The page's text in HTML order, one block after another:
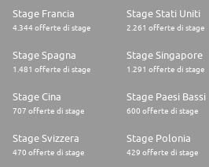
Stage Francia
4.344 offerte di stage
Stage Stati Uniti
2.261 offerte di stage
Stage Spagna
1.481 offerte di stage
Stage Singapore
1.291 offerte di stage
Stage Cina
707 offerte di stage
Stage Paesi Bassi
600 offerte di stage
Stage Svizzera
470 offerte di stage
Stage Polonia
429 offerte di stage